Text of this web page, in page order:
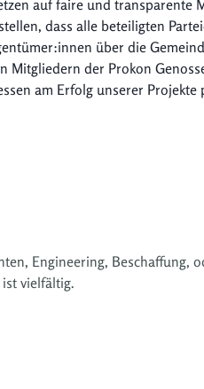
auf faire und transparente
dass alle beteiligten
über die
Mitgliedern der Prokon
am Erfolg unserer Projekte
Engineering, Beschaffung,
vielfältig.